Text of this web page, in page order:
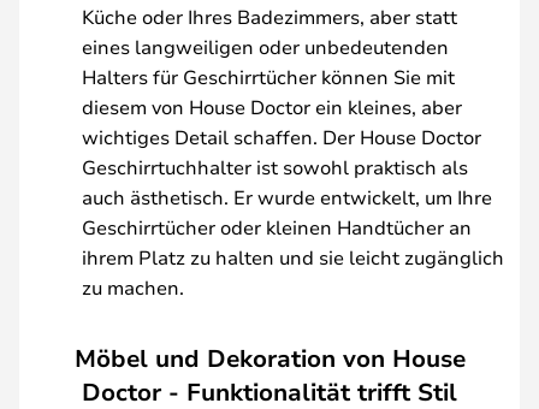
Küche oder Ihres Badezimmers, aber statt
eines langweiligen oder unbedeutenden
Halters für Geschirrtücher können Sie mit
diesem von House Doctor ein kleines, aber
wichtiges Detail schaffen. Der House Doctor
Geschirrtuchhalter ist sowohl praktisch als
auch ästhetisch. Er wurde entwickelt, um Ihre
Geschirrtücher oder kleinen Handtücher an
ihrem Platz zu halten und sie leicht zugänglich
zu machen.
Möbel und Dekoration von House
Doctor - Funktionalität trifft Stil